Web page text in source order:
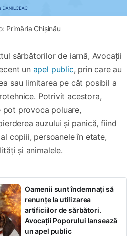
Primăria Chișinău
sărbătorilor de iarnă, Avocații
un apel public, prin care au
sau limitarea pe cât posibil a
Potrivit acestora,
provoca poluare,
auzului și panică, fiind
copiii, persoanele în etate,
și animalele.
Oamenii sunt îndemnați să
renunțe la utilizarea
artificiilor de sărbători.
Avocații Poporului lansează
un apel public